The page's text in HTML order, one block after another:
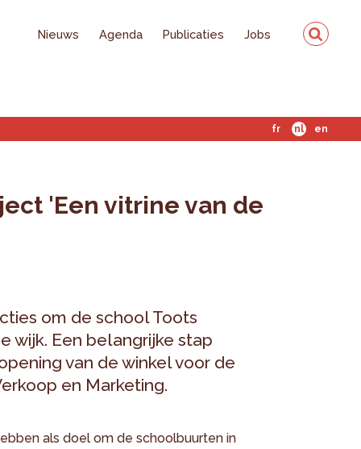
Nieuws Agenda Publicaties Jobs
fr nl en
'Een vitrine van de
om de school Toots
wijk. Een belangrijke stap
van de winkel voor de
en Marketing.
als doel om de schoolbuurten in